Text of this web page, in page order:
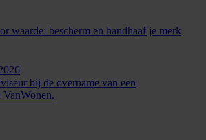
waarde: bescherm en handhaaf je merk
bij de overname van een
VanWonen.